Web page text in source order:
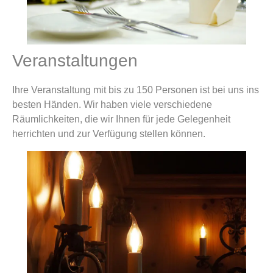
Veranstaltungen
Ihre Veranstaltung mit bis zu 150 Personen ist bei uns ins
besten Händen. Wir haben viele verschiedene
Räumlichkeiten, die wir Ihnen für jede Gelegenheit
herrichten und zur Verfügung stellen können.